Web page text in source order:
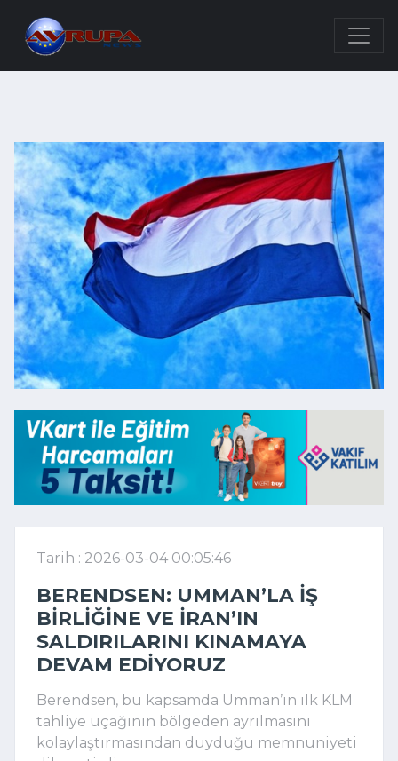
Tarih : 2026-03-04 00:05:46
BERENDSEN: UMMAN’LA IŞ
BIRLIĞINE VE İRAN’IN
SALDIRILARINI KINAMAYA
DEVAM EDIYORUZ
Berendsen, bu kapsamda Umman’ın ilk KLM
tahliye uçağının bölgeden ayrılmasını
kolaylaştırmasından duyduğu memnuniyeti